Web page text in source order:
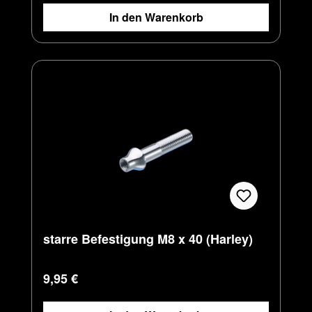
In den Warenkorb
starre Befestigung M8 x 40 (Harley)
Regulärer Preis:
9,95 €